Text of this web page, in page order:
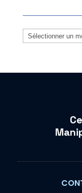
Archives